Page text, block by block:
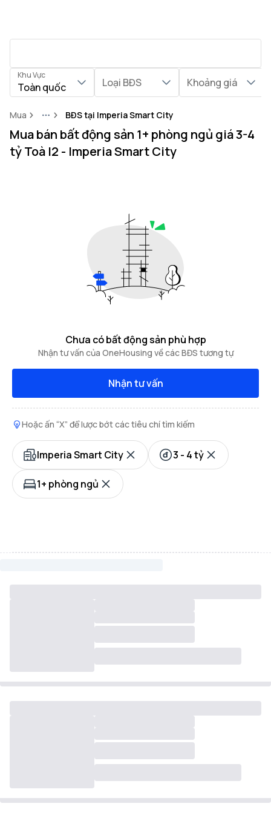
Khu Vực
Toàn quốc Loại BĐS Khoảng giá
Mua MoreBĐS tại Imperia Smart City
Mua bán bất động sản 1+ phòng ngủ giá 3-4
tỷ Toà I2 - Imperia Smart City
Chưa có bất động sản phù hợp
Nhận tư vấn của OneHousing về các BĐS tương tự
Nhận tư vấn
Hoặc ấn “X” để lược bớt các tiêu chí tìm kiếm
Imperia Smart City 3 - 4 tỷ
1+ phòng ngủ